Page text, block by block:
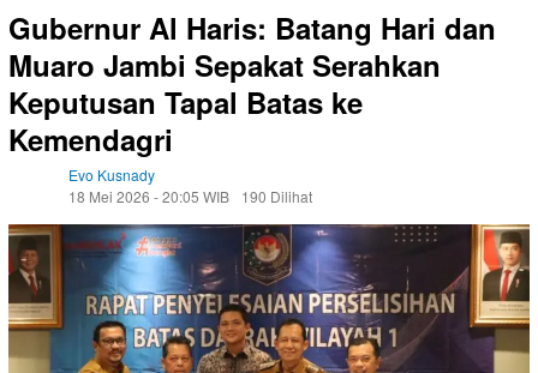
Gubernur Al Haris: Batang Hari dan
Muaro Jambi Sepakat Serahkan
Keputusan Tapal Batas ke
Kemendagri
Evo Kusnady
18 Mei 2026 - 20:05 WIB
190 Dilihat